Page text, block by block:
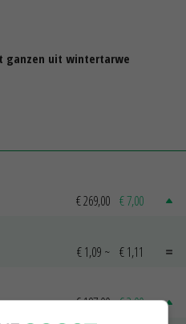
ganzen uit wintertarwe
€ 269,00 € 7,00
€ 1,09 ~ € 1,11
€ 197,00 € 2,00